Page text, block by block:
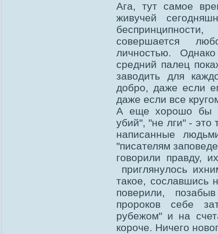
Ага, тут самое
живучей
совершается
личностью. Однако
средний палец
заводить для
добро, даже если
даже если все
А еще хорошо бы
убий", "не лги" -
написанные
"писателям
говорили правду,
приглянулось
такое,
поверили,
пророков себе
рубежом" и на
короче. Ничего